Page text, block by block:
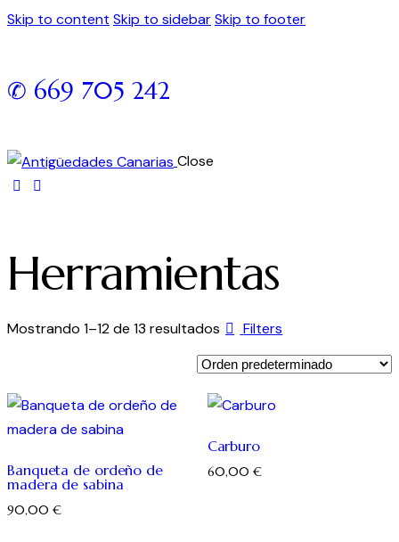
Skip to content Skip to sidebarSkip to footer
✆ 669 705 242
Close
Herramientas
Mostrando 1–12 de 13 resultados Filters
Banqueta de ordeño de
madera de sabina
90,00 €
Carburo
60,00 €